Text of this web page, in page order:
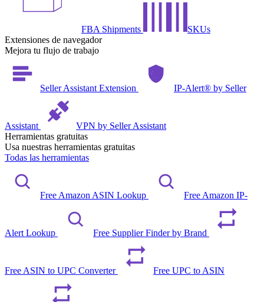
FBA Shipments
SKUs
Extensiones de navegador
Mejora tu flujo de trabajo
Seller Assistant Extension IP-Alert® by Seller
Assistant
VPN by Seller Assistant
Herramientas gratuitas
Usa nuestras herramientas gratuitas
Todas las herramientas
Free Amazon ASIN Lookup Free Amazon IP-
Alert Lookup Free Supplier Finder by Brand
Free ASIN to UPC Converter Free UPC to ASIN